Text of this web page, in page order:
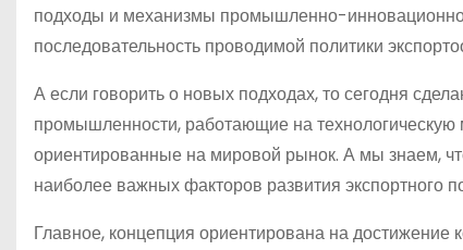
подходы и механизмы промышленно-
последовательность проводимой политики
А если говорить о новых подходах, то сегодня
промышленности, работающие на
ориентированные на мировой рынок. А мы знаем,
наиболее важных факторов развития экспортного
Главное, концепция ориентирована на достижение